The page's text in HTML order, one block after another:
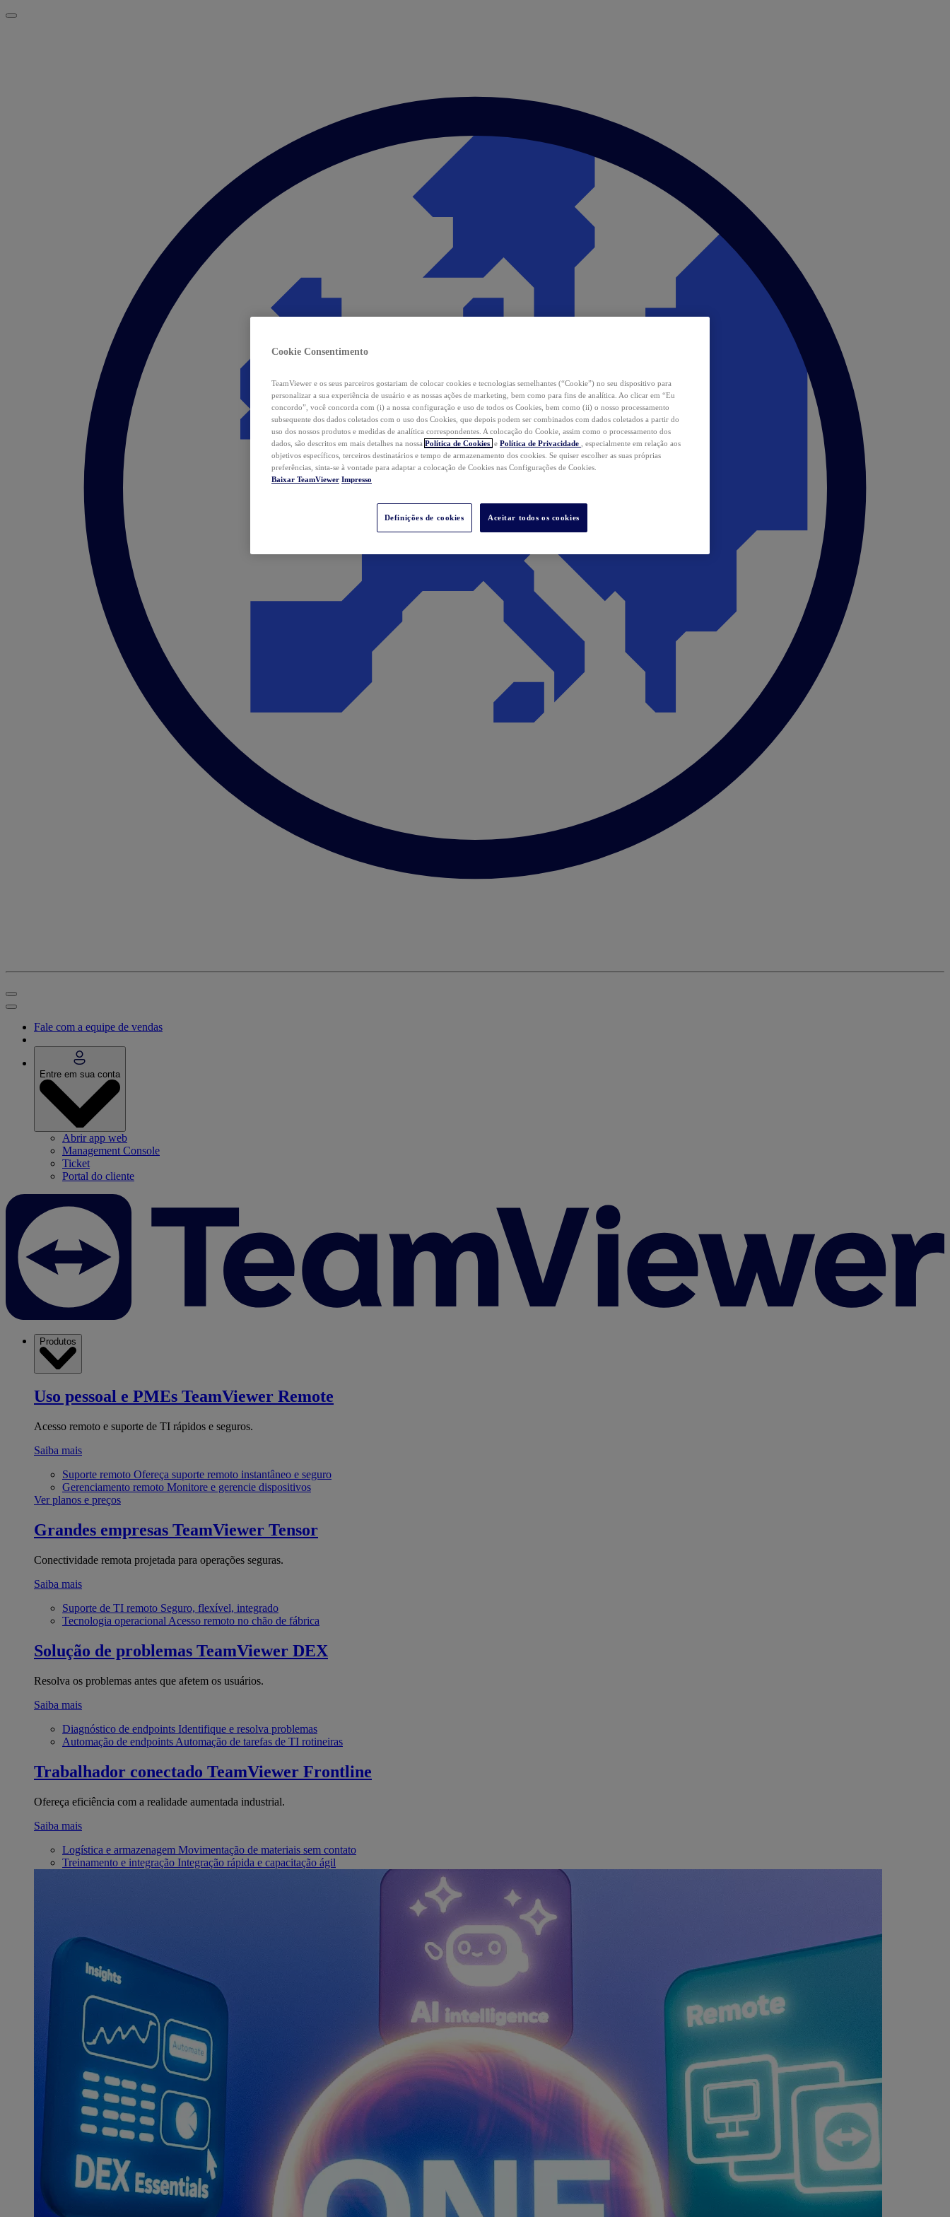
Fale com a equipe de vendas
Entre em sua conta
Abrir app web
Management Console
Ticket
Portal do cliente
Produtos
Uso pessoal e PMEs TeamViewer Remote
Acesso remoto e suporte de TI rápidos e seguros.
Saiba mais
Suporte remoto Ofereça suporte remoto instantâneo e seguro
Gerenciamento remoto Monitore e gerencie dispositivos
Ver planos e preços
Grandes empresas TeamViewer Tensor
Conectividade remota projetada para operações seguras.
Saiba mais
Suporte de TI remoto Seguro, flexível, integrado
Tecnologia operacional Acesso remoto no chão de fábrica
Solução de problemas TeamViewer DEX
Resolva os problemas antes que afetem os usuários.
Saiba mais
Diagnóstico de endpoints Identifique e resolva problemas
Automação de endpoints Automação de tarefas de TI rotineiras
Trabalhador conectado TeamViewer Frontline
Ofereça eficiência com a realidade aumentada industrial.
Saiba mais
Logística e armazenagem Movimentação de materiais sem contato
Treinamento e integração Integração rápida e capacitação ágil
Cookie Consentimento
TeamViewer e os seus parceiros gostariam de colocar cookies e tecnologias semelhantes (“Cookie”) no seu dispositivo para
personalizar a sua experiência de usuário e as nossas ações de marketing, bem como para fins de analítica. Ao clicar em “Eu
concordo”, você concorda com (i) a nossa configuração e uso de todos os Cookies, bem como (ii) o nosso processamento
subsequente dos dados coletados com o uso dos Cookies, que depois podem ser combinados com dados coletados a partir do
uso dos nossos produtos e medidas de analítica correspondentes. A colocação do Cookie, assim como o processamento dos
dados, são descritos em mais detalhes na nossa Política de Cookies e Política de Privacidade
, especialmente em relação aos
objetivos específicos, terceiros destinatários e tempo de armazenamento dos cookies. Se quiser escolher as suas próprias
preferências, sinta-se à vontade para adaptar a colocação de Cookies nas Configurações de Cookies.
Baixar TeamViewer Impresso
Definições de cookies Aceitar todos os cookies